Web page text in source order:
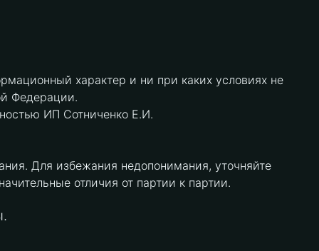
характер и ни при каких условиях не
Федерации.
ИП Сотниченко Е.И.
Для избежания недопонимания, уточняйте
отличия от партии к партии.